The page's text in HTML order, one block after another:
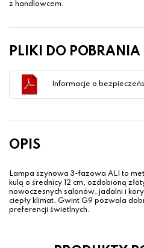
z handlowcem.
PLIKI DO POBRANIA
Informacje o
OPIS
Lampa szynowa 3-fazowa ALI to
kulą o średnicy 12 cm, ozdobioną
nowoczesnych salonów, jadalni i
ciepły klimat. Gwint G9 pozwala
preferencji świetlnych.